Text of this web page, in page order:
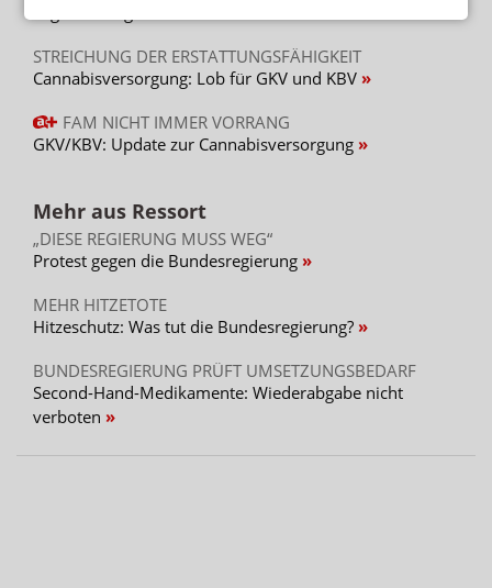
STREICHUNG DER ERSTATTUNGSFÄHIGKEIT
Cannabisversorgung: Lob für GKV und KBV
FAM NICHT IMMER VORRANG
GKV/KBV: Update zur Cannabisversorgung
Mehr aus Ressort
„DIESE REGIERUNG MUSS WEG“
Protest gegen die Bundesregierung
MEHR HITZETOTE
Hitzeschutz: Was tut die Bundesregierung?
BUNDESREGIERUNG PRÜFT UMSETZUNGSBEDARF
Second-Hand-Medikamente: Wiederabgabe nicht
verboten